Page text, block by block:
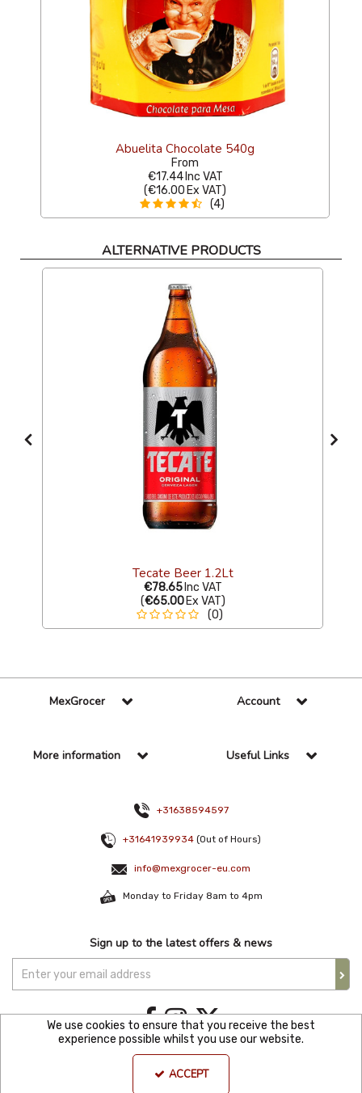
Abuelita Chocolate 540g
From
€17.44 Inc VAT
(€16.00 Ex VAT)
(4)
ALTERNATIVE PRODUCTS
Tecate Beer 1.2Lt
€78.65 Inc VAT
(€65.00 Ex VAT)
(0)
MexGrocer Account
More information Useful Links
+31638594597
+31641939934 (Out of Hours)
info@mexgrocer-eu.com
Monday to Friday 8am to 4pm
Sign up to the latest offers & news
Copyright © 2021 Mexgroce Europer. All Rights Reserved. KVK Number: 82144680
We use cookies to ensure that you receive the best
experience possible whilst you use our website.
ACCEPT